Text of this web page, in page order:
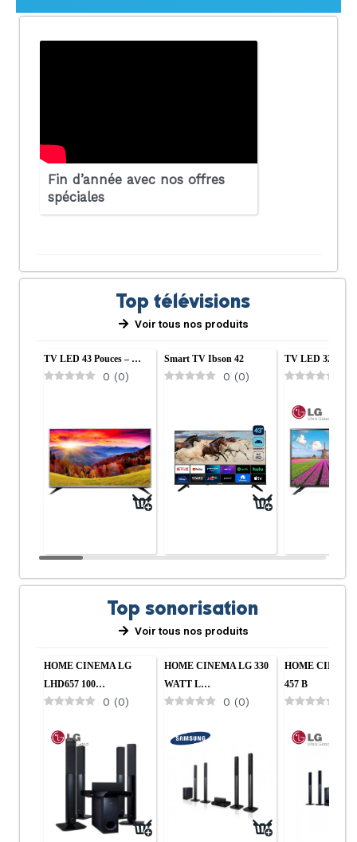
Salon
Fin d’année avec nos offres
spéciales
Top télévisions
Voir tous nos produits
TV LED 43 Pouces – …
0 (0)
Smart TV Ibson 42
0 (0)
TV LED 32
Top sonorisation
Voir tous nos produits
HOME CINEMA LG
LHD657 100…
0 (0)
HOME CINEMA LG 330
WATT L…
0 (0)
HOME
457 B